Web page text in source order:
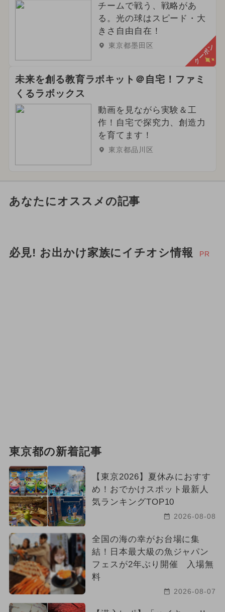
チームで戦う、戦略があ
る。光の球はスピード・大
きさ自由自在！
東京都墨田区 クーポン
未来を創る教育ラボキット＠自宅！ファミ
くるラボックス
動画を見ながら実験＆工
作！自宅で探究力、創造力
を育てます！
東京都品川区
あなたにオススメの記事
必見! お出かけ家族にイチオシ情報 PR
東京都の新着記事
【東京2026】夏休みにおすす
め！おでかけスポット最新人
気ランキングTOP10
2026-08-08
全国の海の幸がお台場に集
結！日本最大級の魚ジャパン
フェスが2年ぶり開催 入場無
料
2026-08-07